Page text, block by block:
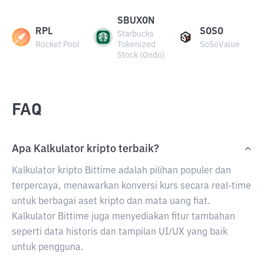
RPL
Rocket Pool
SBUXON
Starbucks
Tokenized
Stock (Ondo)
SOSO
SoSoValue
FAQ
Apa Kalkulator kripto terbaik?
Kalkulator kripto Bittime adalah pilihan populer dan
terpercaya, menawarkan konversi kurs secara real-time
untuk berbagai aset kripto dan mata uang fiat.
Kalkulator Bittime juga menyediakan fitur tambahan
seperti data historis dan tampilan UI/UX yang baik
untuk pengguna.